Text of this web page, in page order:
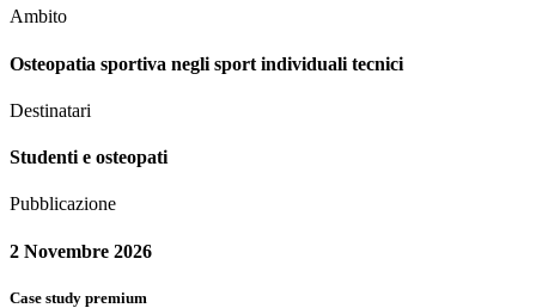
Ambito
Osteopatia sportiva negli sport individuali tecnici
Destinatari
Studenti e osteopati
Pubblicazione
2 Novembre 2026
Case study premium